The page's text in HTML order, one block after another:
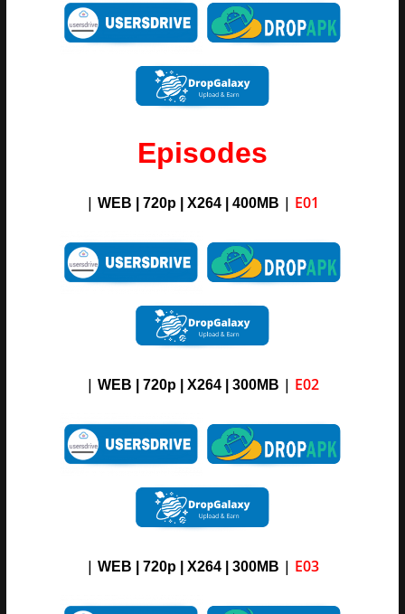
Episodes
| WEB | 720p | X264 | 400M B | E01
| WEB | 720p | X264 | 300M B | E02
| WEB | 720p | X264 | 300M B | E03